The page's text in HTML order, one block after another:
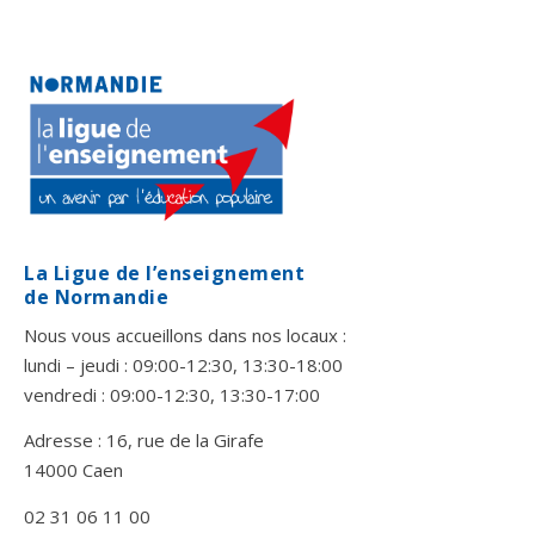
La Ligue de l’enseignement
de Normandie
Nous vous accueillons dans nos locaux :
lundi – jeudi : 09:00-12:30, 13:30-18:00
vendredi : 09:00-12:30, 13:30-17:00
Adresse : 16, rue de la Girafe
14000 Caen
02 31 06 11 00